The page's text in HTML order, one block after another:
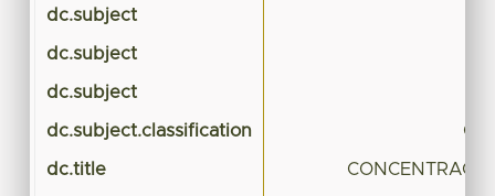
dc.subject
dc.subject
dc.subject
dc.subject.classification
dc.title